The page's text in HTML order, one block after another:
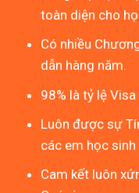
toàn diện cho
Có nhiều
dẫn hàng năm.
98% là tỷ lệ
Luôn được sự
các em học sinh
Cam kết luôn